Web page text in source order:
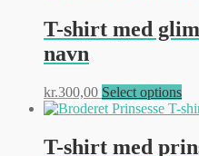
på
T-shirt med
navn
kr.300,00 Select options
flere
T-shirt med